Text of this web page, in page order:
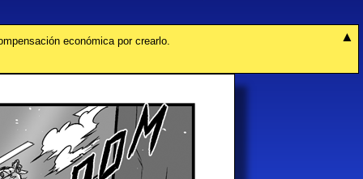
económica por crearlo.